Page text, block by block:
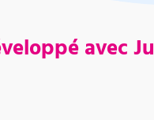
avec